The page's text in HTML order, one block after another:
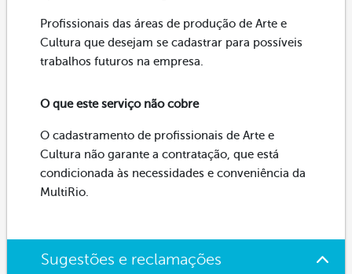
Profissionais das áreas de produção de Arte e
Cultura que desejam se cadastrar para possíveis
trabalhos futuros na empresa.
O que este serviço não cobre
O cadastramento de profissionais de Arte e
Cultura não garante a contratação, que está
condicionada às necessidades e conveniência da
MultiRio.
Sugestões e reclamações